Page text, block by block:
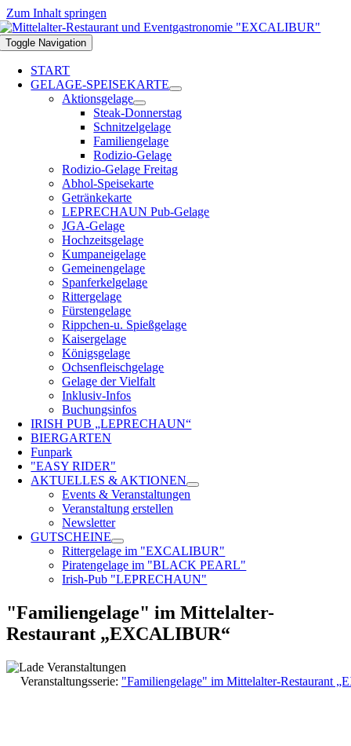
Zum Inhalt springen
Toggle Navigation
START
GELAGE-SPEISEKARTE
Aktionsgelage
Steak-Donnerstag
Schnitzelgelage
Familiengelage
Rodizio-Gelage
Rodizio-Gelage Freitag
Abhol-Speisekarte
Getränkekarte
LEPRECHAUN Pub-Gelage
JGA-Gelage
Hochzeitsgelage
Kumpaneigelage
Gemeinengelage
Spanferkelgelage
Rittergelage
Fürstengelage
Rippchen-u. Spießgelage
Kaisergelage
Königsgelage
Ochsenfleischgelage
Gelage der Vielfalt
Inklusiv-Infos
Buchungsinfos
IRISH PUB „LEPRECHAUN“
BIERGARTEN
Funpark
"EASY RIDER"
AKTUELLES & AKTIONEN
Events & Veranstaltungen
Veranstaltung erstellen
Newsletter
GUTSCHEINE
Rittergelage im "EXCALIBUR"
Piratengelage im "BLACK PEARL"
Irish-Pub "LEPRECHAUN"
"Familiengelage" im Mittelalter-
Restaurant „EXCALIBUR“
Veranstaltungsserie: "Familiengelage" im Mittelalter-Restaurant